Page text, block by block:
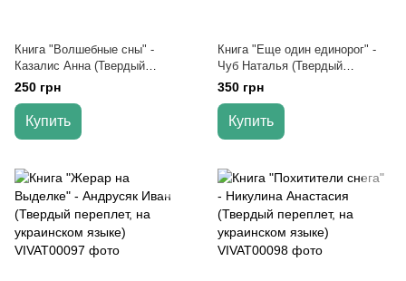
Книга "Волшебные сны" -
Казалис Анна (Твердый
переплет, на украинском
языке)
250 грн
Купить
Книга "Еще один единорог" -
Чуб Наталья (Твердый
переплет, на украинском
языке)
350 грн
Купить